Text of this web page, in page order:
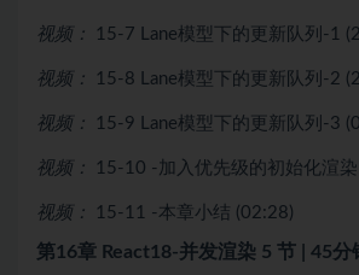
视频： 15-7 Lane模型下的更新队列-1
视频： 15-8 Lane模型下的更新队列-2
视频： 15-9 Lane模型下的更新队列-3
视频： 15-10 -加入优先级的初始化渲
视频： 15-11 -本章小结 (02:28)
第16章 React18-并发渲染 5 节 | 45分